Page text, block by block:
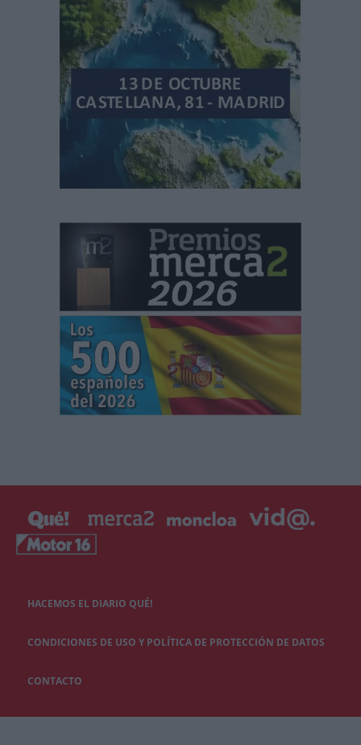
HACEMOS EL DIARIO QUÉ!
CONDICIONES DE USO Y POLÍTICA DE PROTECCIÓN DE DATOS
CONTACTO